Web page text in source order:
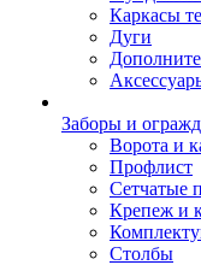
Каркасы
Дуги
Заборы и
Ворота и
Профлист
Сетчатые
Крепеж и
Столбы